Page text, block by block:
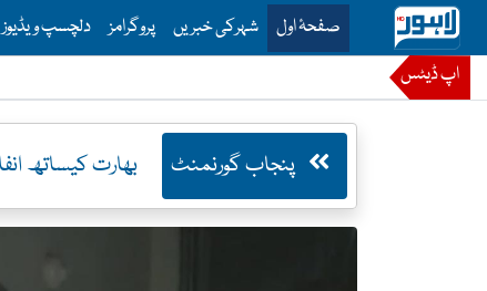
صفحۂ اولis the main menu for Lahore News
شہرکی خبریں پروگرامز دلچسپ ویڈیوز
اپ ڈیٹس
پنجاب گورنمنٹ بھارت کیساتھ